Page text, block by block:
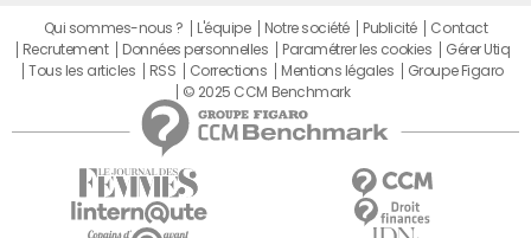
Qui sommes-nous ? L'équipe Notre société Publicité
Contact
Recrutement
Données personnelles Paramétrer les cookies
Gérer Utiq
Tous les articles
RSS Corrections Mentions légales
Groupe Figaro
© 2025 CCM Benchmark